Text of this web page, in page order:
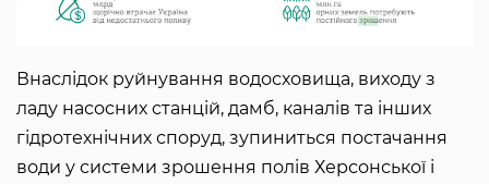
Внаслідок руйнування водосховища, виходу з
ладу насосних станцій, дамб, каналів та інших
гідротехнічних споруд, зупиниться постачання
води у системи зрошення полів Херсонської і